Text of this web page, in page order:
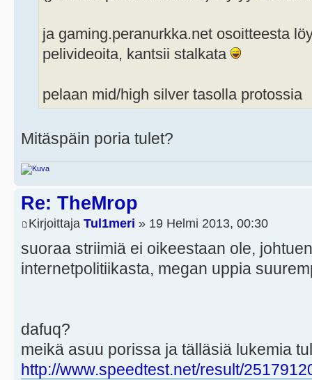
ja gaming.peranurkka.net osoitteesta
pelivideoita, kantsii stalkata
pelaan mid/high silver tasolla protossia
Mitäspäin poria tulet?
Re: TheMrop
Kirjoittaja Tul1meri » 19 Helmi 2013, 00:30
suoraa striimiä ei oikeestaan ole,
internetpolitiikasta, megan uppia
dafuq?
meikä asuu porissa ja tälläsiä lukemia
http://www.speedtest.net/result/